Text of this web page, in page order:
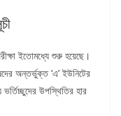
ইতোমধ্যে শুরু হয়েছে।
অন্তর্ভুক্ত ‘এ’ ইউনিটের
ভর্তিচ্ছুদের উপস্থিতির হার